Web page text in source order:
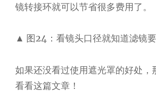
镜转接环就可以节省很多费用了。
▲ 图24：看镜头口径就知道滤镜
如果还没看过使用遮光罩的好处，
看看这篇文章！